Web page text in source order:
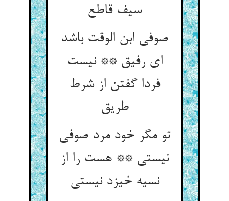
صوفی ابن الوقت باشد
ای رفیق ** نیست
فردا گفتن از شرط
طریق‌‌
تو مگر خود مرد صوفی
نیستی ** هست را از
نسیه خیزد نیستی‌‌